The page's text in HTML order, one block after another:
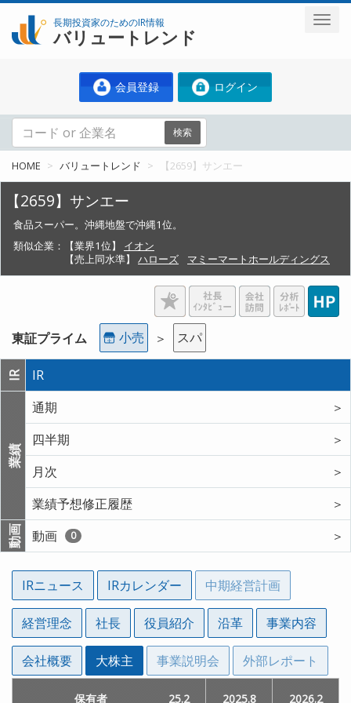
長期投資家のためのIR情報
バリュートレンド
会員登録 ログイン
検索
HOME バリュートレンド 【2659】サンエー
【2659】サンエー
食品スーパー。沖縄地盤で沖縄1位。
類似企業：
【業界1位】
イオン
【売上同水準】
ハローズ マミーマートホールディングス
東証プライム 小売 ＞ スパ
IR IR
業績
通期
＞
四半期
＞
月次
＞
業績予想修正履歴
＞
動画 動画 0 ＞
IRニュース IRカレンダー 中期経営計画
経営理念 社長 役員紹介 沿革 事業内容
会社概要 大株主 事業説明会 外部レポート
保有者 2014.2 2014.8
2024.8 2025.2 2025.8 2026.2
保有者 2014.2 2014.8
2024.8 2025.2 2025.8 2026.2